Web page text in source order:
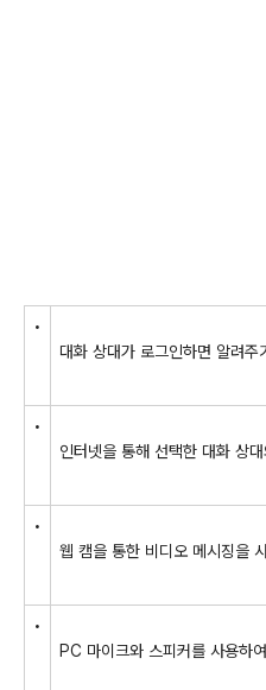
•
대화 상대가 로그인하면 알려주
•
인터넷을 통해 선택한 대화 상
•
웹 캠을 통한 비디오 메시징을
•
PC 마이크와 스피커를 사용하